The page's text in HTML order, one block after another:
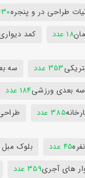
طراحی در و پنجره
18 عدد کمد
353 عدد سه
سه بعدی ورزشی184 عدد
385 عدد
45 عدد بلوک
های آجری359 عدد